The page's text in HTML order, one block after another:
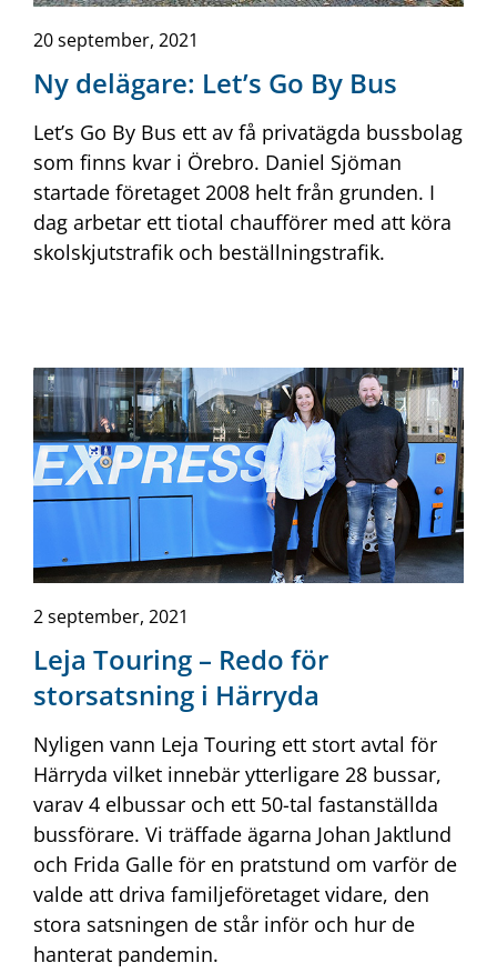
Ny delägare: Let’s Go By Bus
20 september, 2021
Let’s Go By Bus ett av få privatägda bussbolag
som finns kvar i Örebro. Daniel Sjöman
startade före­taget 2008 helt från grunden. I
dag arbetar ett tiotal chaufförer med att köra
skolskjutstrafik och beställningstrafik.
Leja Touring – Redo för
storsatsning i Härryda
2 september, 2021
Nyligen vann Leja Touring ett stort avtal för
Härryda vilket innebär ytterligare 28 bussar,
varav 4 elbussar och ett 50-tal fastanställda
bussförare. Vi träffade ägarna Johan Jaktlund
och Frida Galle för en pratstund om varför de
valde att driva familjeföretaget vidare, den
stora satsningen de står inför och hur de
hanterat pandemin.